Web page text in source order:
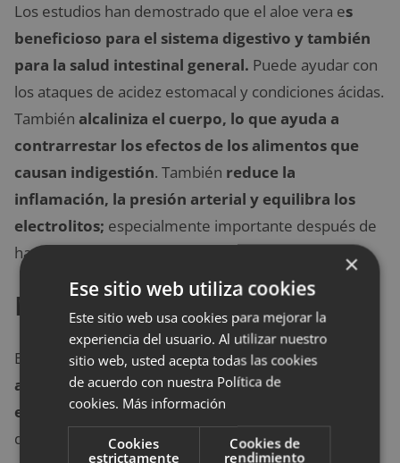
Los estudios han demostrado que el aloe vera es
beneficioso para el sistema digestivo y también
para la salud intestinal general. Puede ayudar con
los ataques de acidez estomacal y condiciones ácidas.
También alcaliniza el cuerpo, lo que ayuda a
contrarrestar los efectos de los alimentos que
causan indigestión. También reduce la
inflamación, la presión arterial y equilibra los
electrolitos; especialmente importante después de
hacer ejercicio.
Mejora las articulaciones
El uso de Aloe Verapara lamejora de las
articulaciones se ha vuelto popular debido a su
efecto positivo en la inflamación
de otros beneficios hace que el Aloe Vera oral sea
×
Ese sitio web utiliza cookies
Este sitio web usa cookies para mejorar la
experiencia del usuario. Al utilizar nuestro
sitio web, usted acepta todas las cookies
de acuerdo con nuestra Política de
cookies. Más información
Cookies
estrictamente
Cookies de
rendimiento